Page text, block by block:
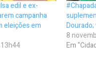
edil e ex-
campanha
eleições em
8
Em